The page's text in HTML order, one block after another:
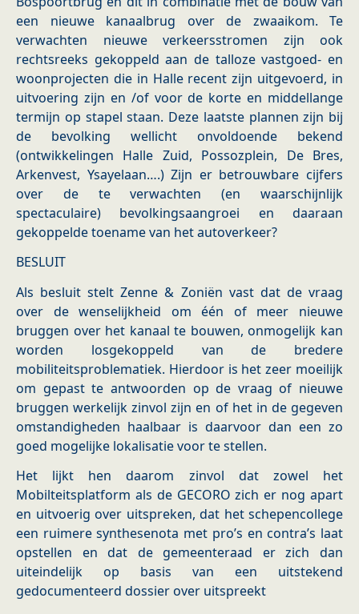
een nieuwe kanaalbrug over de zwaaikom. Te
verwachten nieuwe verkeersstromen zijn ook
rechtsreeks gekoppeld aan de talloze vastgoed- en
woonprojecten die in Halle recent zijn uitgevoerd, in
uitvoering zijn en /of voor de korte en middellange
termijn op stapel staan. Deze laatste plannen zijn bij
de bevolking wellicht onvoldoende bekend
(ontwikkelingen Halle Zuid, Possozplein, De Bres,
Arkenvest, Ysayelaan….) Zijn er betrouwbare cijfers
over de te verwachten (en waarschijnlijk
spectaculaire) bevolkingsaangroei en daaraan
gekoppelde toename van het autoverkeer?
BESLUIT
Als besluit stelt Zenne & Zoniën vast dat de vraag
over de wenselijkheid om één of meer nieuwe
bruggen over het kanaal te bouwen, onmogelijk kan
worden losgekoppeld van de bredere
mobiliteitsproblematiek. Hierdoor is het zeer moeilijk
om gepast te antwoorden op de vraag of nieuwe
bruggen werkelijk zinvol zijn en of het in de gegeven
omstandigheden haalbaar is daarvoor dan een zo
goed mogelijke lokalisatie voor te stellen.
Het lijkt hen daarom zinvol dat zowel het
Mobilteitsplatform als de GECORO zich er nog apart
en uitvoerig over uitspreken, dat het schepencollege
een ruimere synthesenota met pro’s en contra’s laat
opstellen en dat de gemeenteraad er zich dan
uiteindelijk op basis van een uitstekend
gedocumenteerd dossier over uitspreekt